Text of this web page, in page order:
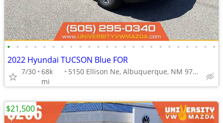
• • • • • • • • • • • • • • • • • • • • • • • •
2022 Hyundai TUCSON Blue FOR
7/30 68k
mi
5150 Ellison Ne, Albuquerque, NM 97109
$21,500